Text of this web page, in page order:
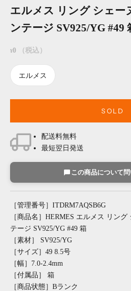
エルメス リング シェー
ンテージ SV925/YG #49
セール価格
¥0 （税込）
エルメス
SOLD
配送料無料
最短翌日発送
この商品について
［管理番号］ITDRM7AQSB6G
［商品名］HERMES エルメス リン
テージ SV925/YG #49 箱
［素材］ SV925/YG
［サイズ］49 8.5号
［幅］7.0-2.4mm
［付属品］ 箱
［商品状態］Bランク